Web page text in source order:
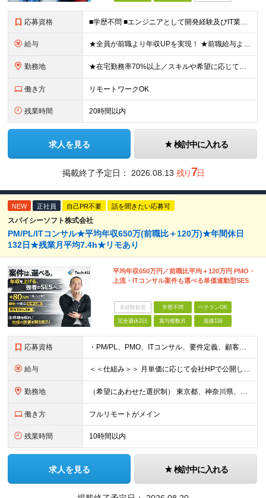
応募資格 ■学歴不問 ■エンジニアとして開発経験及びIT業界でのマネジメント経験をお持ちの方 ≪こんな想いをお持ちの方にピッタリ≫ ◎大規模案件にマネジメントポジションとして携わりたい ◎今より収入もスキルも
給与 ★全員が前職より年収UPを実現！ ★前職給与より120％アップ実績あり ★前職給与を最大限に考慮 ★入社4年目で年収800万円の社員も在籍！ 年俸420万円～960万円（1/12を毎月支給）＋インセ
勤務地 ★在宅勤務率70%以上／スキルや希望に応じてフルリモートも可 ★転勤なし 本社または一都三県のプロジェクト先（メインは東京23区内）にて勤務いただきます！ 【本社】 東京都荒川区西日暮里5-10-
働き方 リモートワークOK
残業時間 20時間以内
求人を見る 検討中に入れる
掲載終了予定日： 2026.08.13 残り7日
NEW 正社員 自己PR不要 話を聞きたい応募可
スパイシーソフト株式会社
PM/PL/ITコンサル★平均年収650万(前職比＋120万)★年間休日
132日★残業月平均7.4h★リモあり
平均年収650万円／前職比平均＋120万円 PMO・
上流・ITコンサル案件も選べる単価連動型SES
未経験歓迎 学歴不問 ベテランOK
完全週休2日 賞与複数月 面接1回
応募資格 ・PM/PL、PMO、ITコンサル、要件定義、顧客折衝いずれかの経験をお持ちの方 ・開発／インフラ経験から上流工程に挑戦したい方 ・学歴不問 ※業界・技術領域・工程は問いません。 ■ こんな方を歓
給与 ＜＜仕組み＞＞ 月単価に応じて会社HPで公開しているテーブルにもとづき毎月決定されます！ https://www.tech4u.dev/payroll ＜＜実績＞＞ PM/PL・ITコンサル職の平均
勤務地 （希望にあわせた選択制） 東京都、神奈川県、埼玉県、千葉県、大阪府、兵庫県、京都府、愛知県、福岡県の各プロジェクト先 ・フル／ハイブリッドリモート案件あり ・転勤なし ・U・Iターンも歓迎＆支援可能
働き方 フルリモートがメイン
残業時間 10時間以内
求人を見る 検討中に入れる